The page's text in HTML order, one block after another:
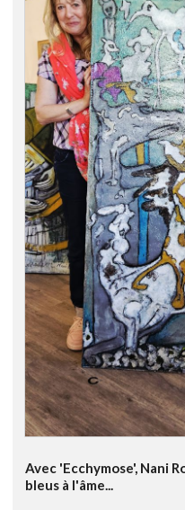
Avec 'Ecchymose', Nani
bleus à l'âme...